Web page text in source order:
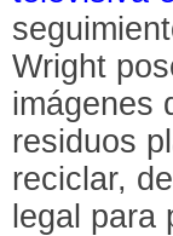
Wright
imágenes
residuos
reciclar,
legal para